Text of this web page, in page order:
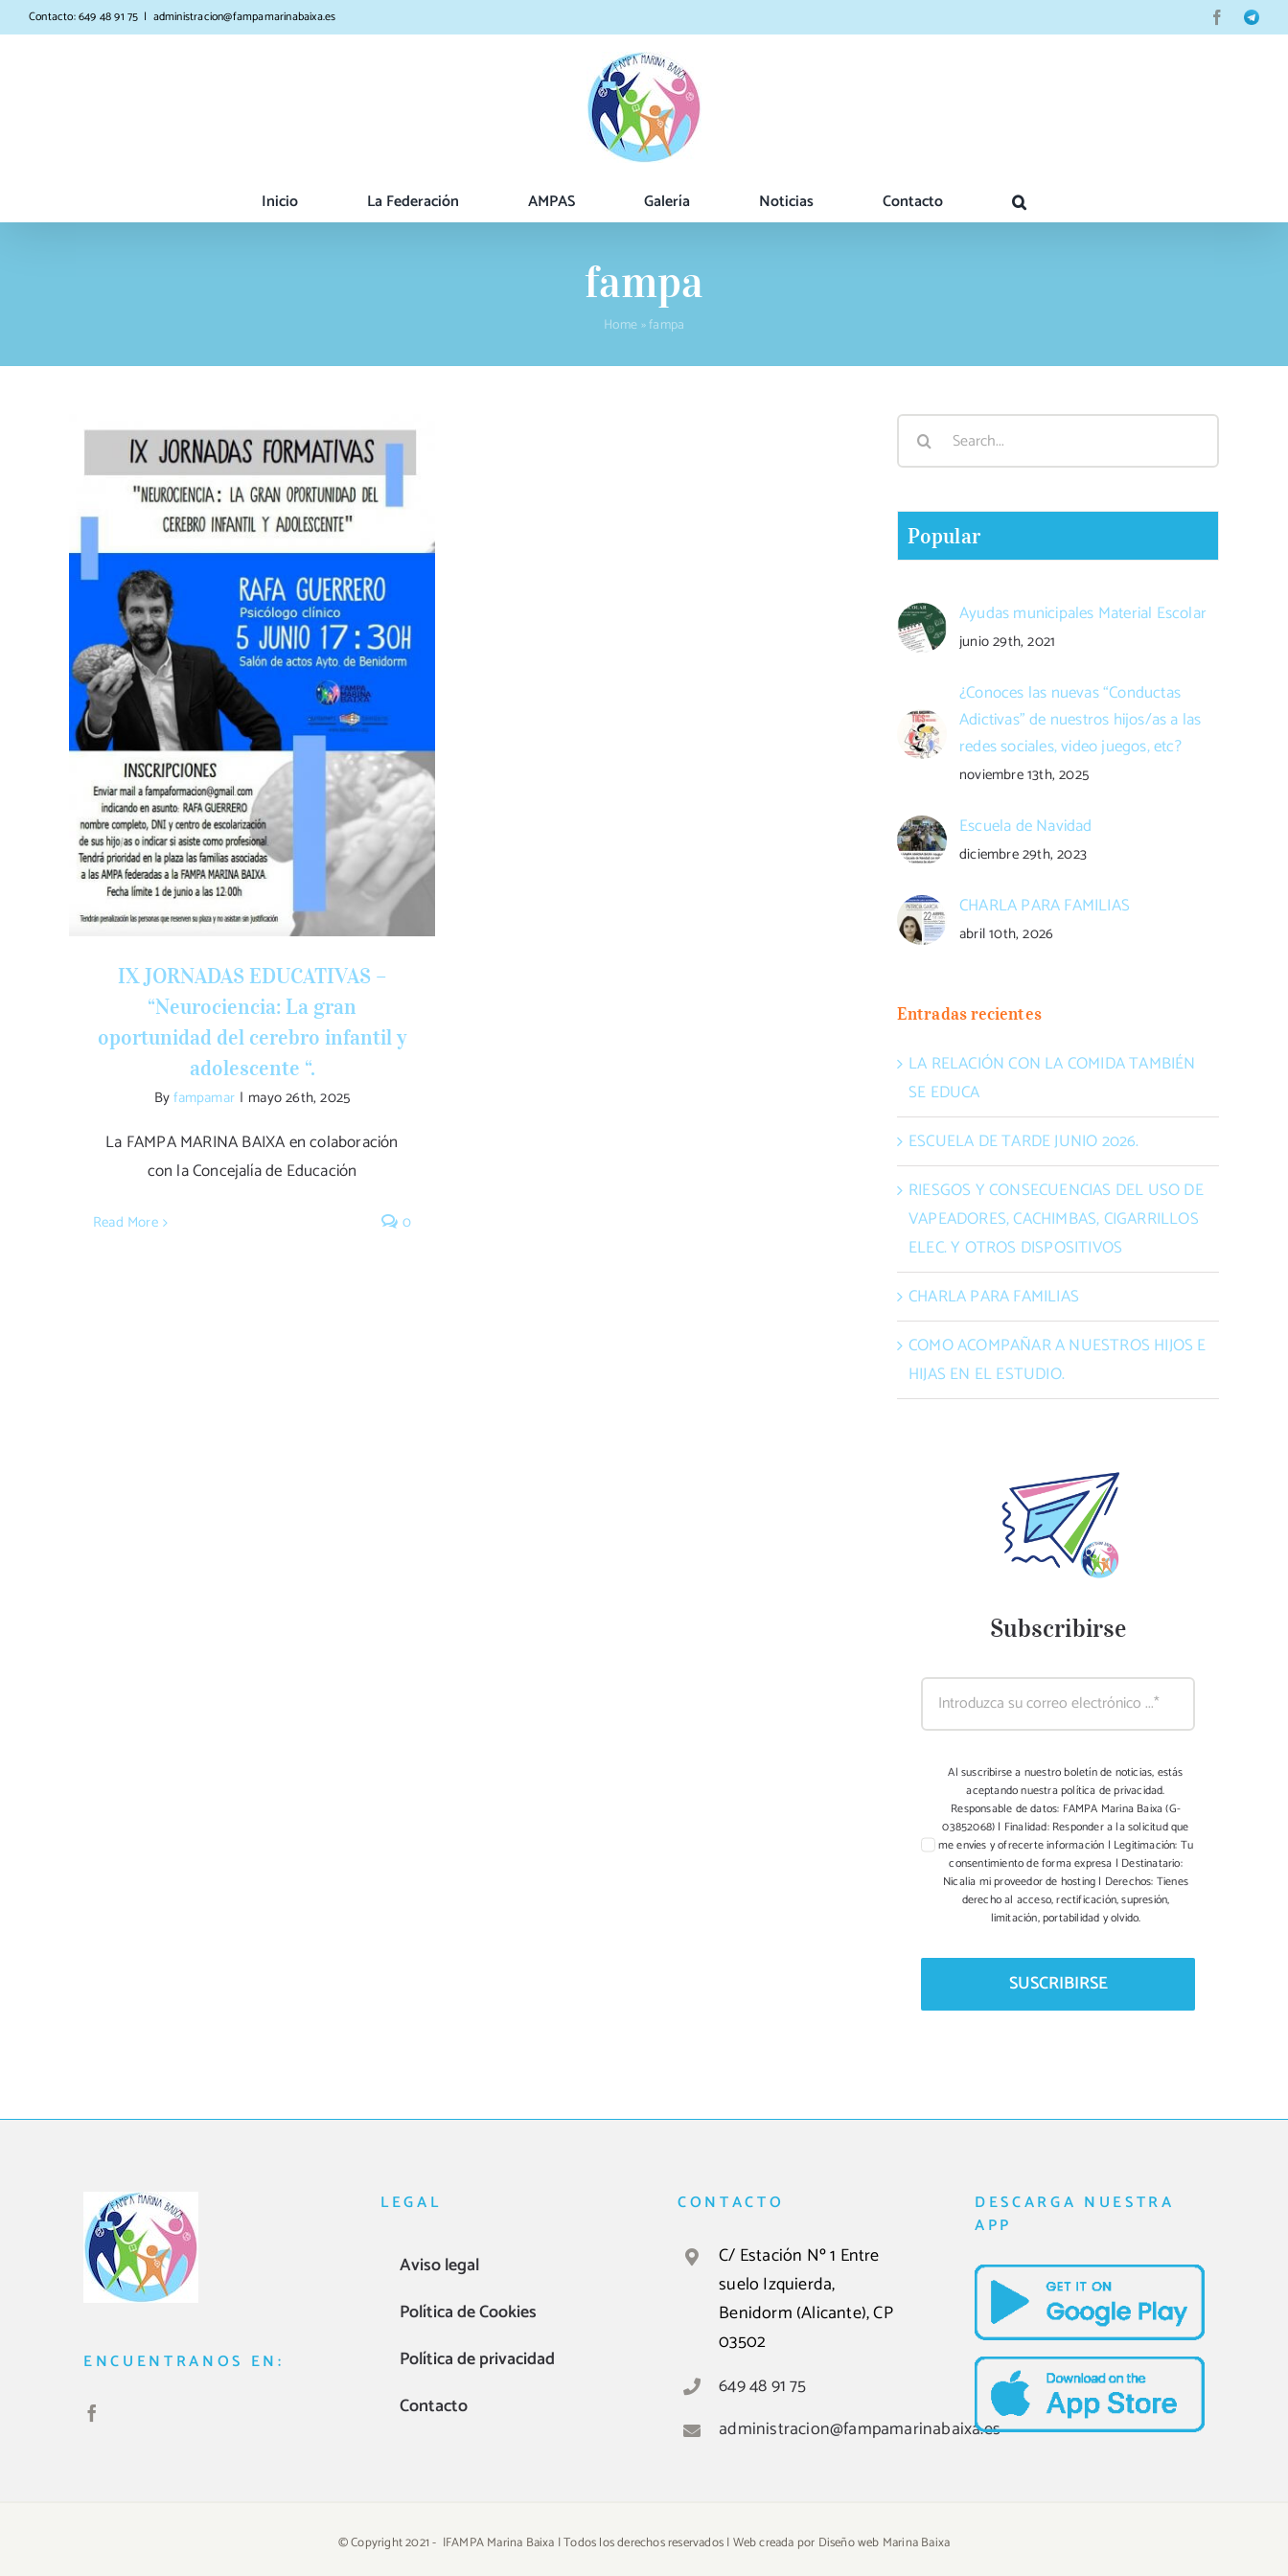
to
Contacto: 649 48 91 75 | administracion@fampamarinabaixa.es Facebook
Inicio La Federación AMPAS Galería Noticias Contacto
fampa
Home»fampa
IX JORNADAS EDUCATIVAS –
“Neurociencia: La gran oportunidad del
cerebro infantil y adolescente “.
IX JORNADAS EDUCATIVAS –
“Neurociencia: La gran
oportunidad del cerebro infantil y
adolescente “.
Byfampamar | mayo 26th, 2025
La FAMPA MARINA BAIXA en colaboración
con la Concejalía de Educación
Read More 0
Search
Popular
Ayudas municipales Material Escolar
junio 29th, 2021
¿Conoces las nuevas “Conductas
Adictivas” de nuestros hijos/as a las
redes sociales, video juegos, etc?
noviembre 13th, 2025
Escuela de Navidad
diciembre 29th, 2023
CHARLA PARA FAMILIAS
abril 10th, 2026
Entradas recientes
LA RELACIÓN CON LA COMIDA TAMBIÉN
SE EDUCA
ESCUELA DE TARDE JUNIO 2026.
RIESGOS Y CONSECUENCIAS DEL USO DE
VAPEADORES, CACHIMBAS, CIGARRILLOS
ELEC. Y OTROS DISPOSITIVOS
CHARLA PARA FAMILIAS
COMO ACOMPAÑAR A NUESTROS HIJOS E
HIJAS EN EL ESTUDIO.
Subscribirse
Al suscribirse a nuestro boletín de noticias, estás
aceptando nuestra política de privacidad.
Responsable de datos: FAMPA Marina Baixa (G-
03852068) | Finalidad: Responder a la solicitud que
me envíes y ofrecerte información | Legitimación: Tu
consentimiento de forma expresa | Destinatario:
Nicalia mi proveedor de hosting | Derechos: Tienes
derecho al acceso, rectificación, supresión,
limitación, portabilidad y olvido.
SUSCRIBIRSE
ENCUENTRANOS EN:
LEGAL
Aviso legal
Política de Cookies
Política de privacidad
Contacto
CONTACTO
C/ Estación Nº 1 Entre
suelo Izquierda,
Benidorm (Alicante), CP
03502
649 48 91 75
administracion@fampamarinabaixa.es
DESCARGA NUESTRA
APP
© Copyright 2021 - |FAMPA Marina Baixa | Todos los derechos reservados | Web creada por Diseño web Marina Baixa